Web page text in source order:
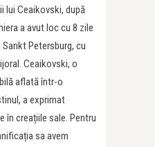
lui Ceaikovski, după
a avut loc cu 8 zile
Petersburg, cu
Ceaikovski, o
aflată într-o
a exprimat
în creațiile sale. Pentru
sa avem